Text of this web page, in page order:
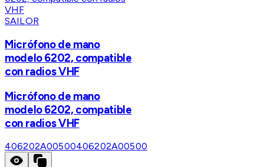
SAILOR
Micrófono de mano
modelo 6202, compatible
con radios VHF
Micrófono de mano
modelo 6202, compatible
con radios VHF
406202A00500406202A00500